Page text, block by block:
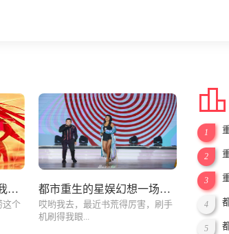
重生之妖孽整理内容让我生活大翻身
这个
都市重生的星娱幻想一场改变命运的娱乐之旅
哎哟我去，最近书荒得厉害，刷手
机刷得我眼...

1
2
3
4
5